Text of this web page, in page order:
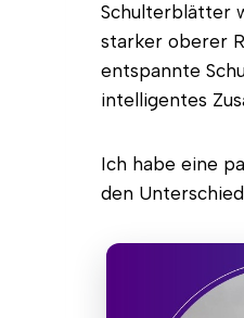
Schulterblätter
starker oberer
entspannte
intelligentes
Ich habe eine
den